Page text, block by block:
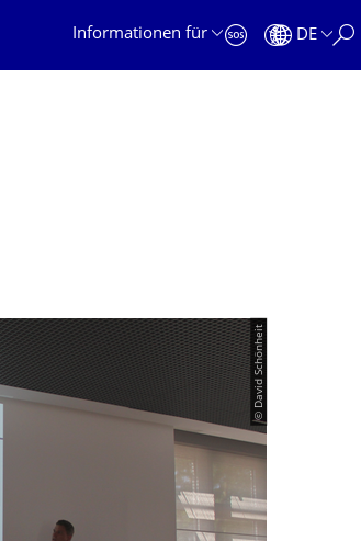
Informationen für
DE
© David Schönheit